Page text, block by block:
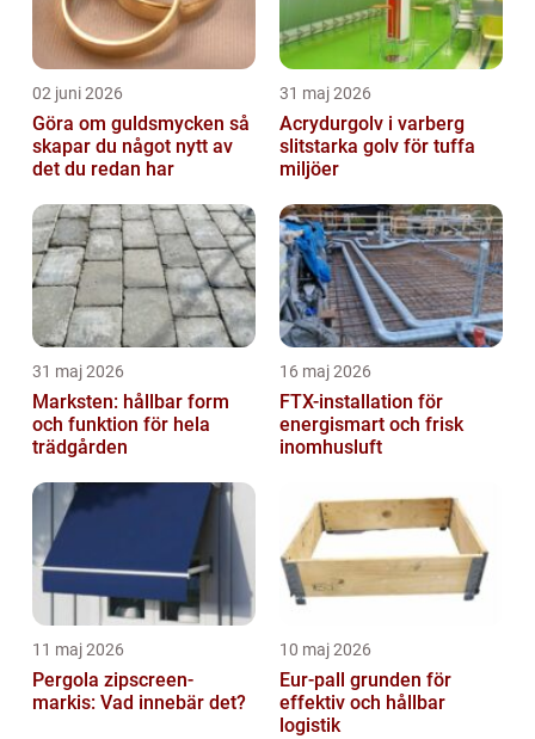
02 juni 2026
Göra om guldsmycken så
skapar du något nytt av
det du redan har
31 maj 2026
Acrydurgolv i varberg
slitstarka golv för tuffa
miljöer
31 maj 2026
Marksten: hållbar form
och funktion för hela
trädgården
16 maj 2026
FTX-installation för
energismart och frisk
inomhusluft
11 maj 2026
Pergola zipscreen-
markis: Vad innebär det?
10 maj 2026
Eur-pall grunden för
effektiv och hållbar
logistik